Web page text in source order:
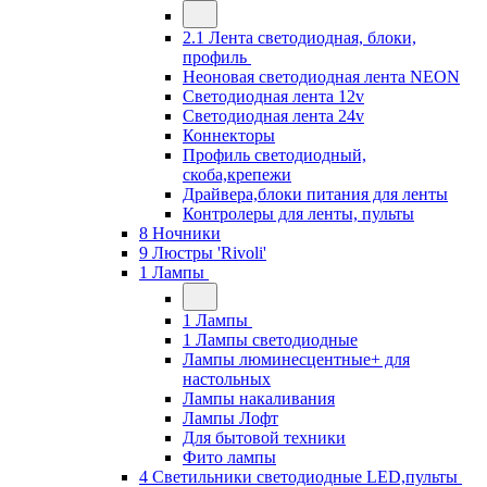
2.1 Лента светодиодная, блоки,
профиль
Неоновая светодиодная лента NEON
Светодиодная лента 12v
Светодиодная лента 24v
Коннекторы
Профиль светодиодный,
скоба,крепежи
Драйвера,блоки питания для ленты
Контролеры для ленты, пульты
8 Ночники
9 Люстры 'Rivoli'
1 Лампы
1 Лампы
1 Лампы светодиодные
Лампы люминесцентные+ для
настольных
Лампы накаливания
Лампы Лофт
Для бытовой техники
Фито лампы
4 Светильники светодиодные LED,пульты